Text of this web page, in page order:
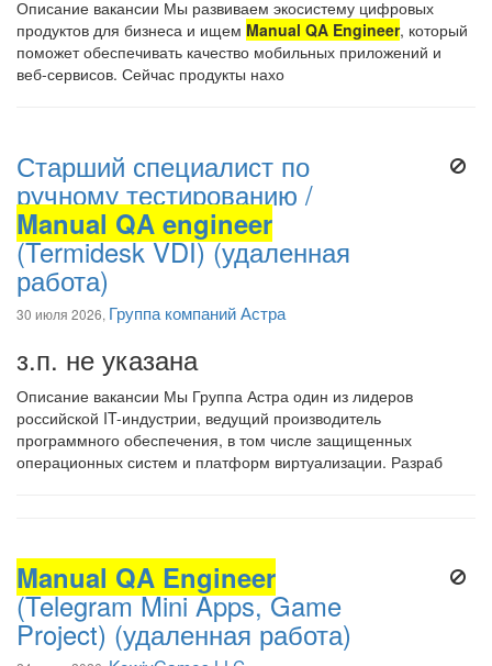
Описание вакансии Мы развиваем экосистему цифровых
продуктов для бизнеса и ищем Manual QA Engineer, который
поможет обеспечивать качество мобильных приложений и
веб-сервисов. Сейчас продукты нахо
Старший специалист по
ручному тестированию /
Manual QA engineer
(Termidesk VDI) (удаленная
работа)
30 июля 2026, Группа компаний Астра
з.п. не указана
Описание вакансии Мы Группа Астра один из лидеров
российской IT-индустрии, ведущий производитель
программного обеспечения, в том числе защищенных
операционных систем и платформ виртуализации. Разраб
Manual QA Engineer
(Telegram Mini Apps, Game
Project) (удаленная работа)